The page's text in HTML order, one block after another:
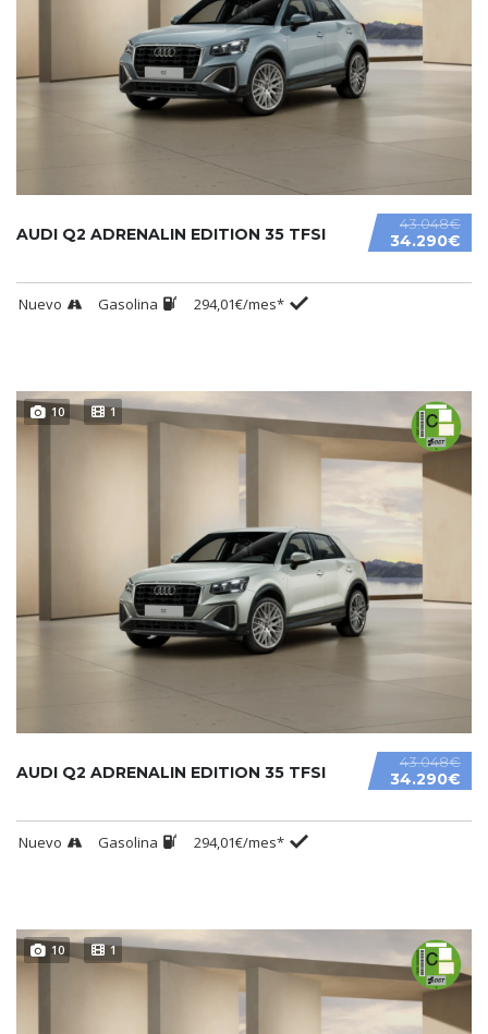
43.048€
34.290€
AUDI Q2 ADRENALIN EDITION 35 TFSI
Nuevo Gasolina 294,01€/mes*
10 1
43.048€
34.290€
AUDI Q2 ADRENALIN EDITION 35 TFSI
Nuevo Gasolina 294,01€/mes*
10 1